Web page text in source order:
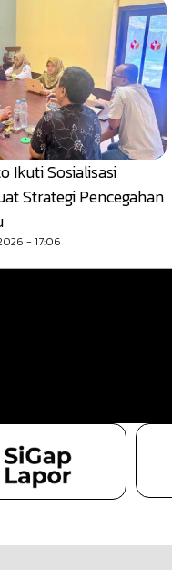
Ikuti Sosialisasi
Strategi Pencegahan
- 17:06